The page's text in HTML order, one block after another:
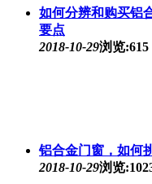
如何分辨和购买铝
要点
2018-10-29浏览:615
铝合金门窗，如何
2018-10-29浏览